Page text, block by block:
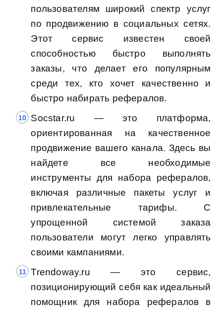
пользователям широкий спектр услуг
по продвижению в социальных сетях.
Этот сервис известен своей
способностью быстро выполнять
заказы, что делает его популярным
среди тех, кто хочет качественно и
быстро набирать рефералов.
Socstar.ru — это платформа,
ориентированная на качественное
продвижение вашего канала. Здесь вы
найдете все необходимые
инструменты для набора рефералов,
включая различные пакеты услуг и
привлекательные тарифы. С
упрощенной системой заказа
пользователи могут легко управлять
своими кампаниями.
Trendoway.ru — это сервис,
позиционирующий себя как идеальный
помощник для набора рефералов в